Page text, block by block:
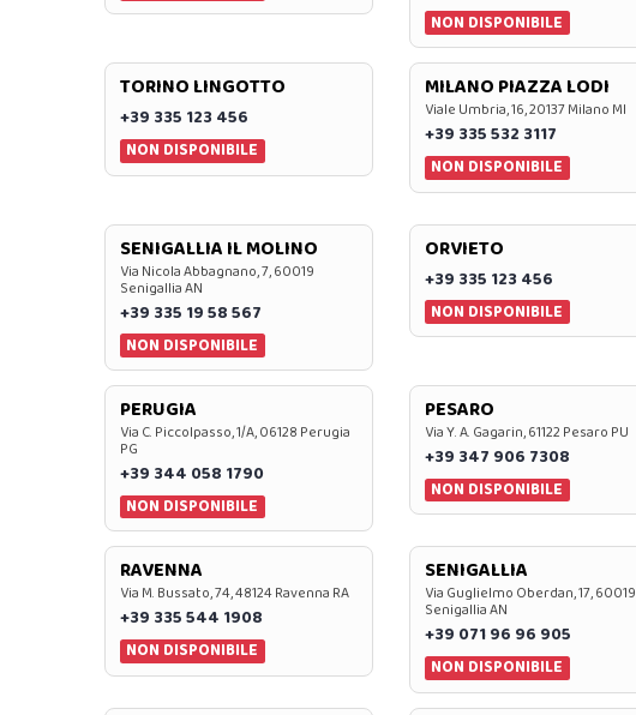
NON DISPONIBILE
TORINO LINGOTTO
+39 335 123 456
NON DISPONIBILE
MILANO PIAZZA LODI
Viale Umbria, 16, 20137 Milano MI
+39 335 532 3117
NON DISPONIBILE
SENIGALLIA IL MOLINO
Via Nicola Abbagnano, 7, 60019
Senigallia AN
+39 335 19 58 567
NON DISPONIBILE
ORVIETO
+39 335 123 456
NON DISPONIBILE
PERUGIA
Via C. Piccolpasso, 1/A, 06128 Perugia
PG
+39 344 058 1790
NON DISPONIBILE
PESARO
Via Y. A. Gagarin, 61122 Pesaro PU
+39 347 906 7308
NON DISPONIBILE
RAVENNA
Via M. Bussato, 74, 48124 Ravenna RA
+39 335 544 1908
NON DISPONIBILE
SENIGALLIA
Via Guglielmo Oberdan, 17, 60019
Senigallia AN
+39 071 96 96 905
NON DISPONIBILE